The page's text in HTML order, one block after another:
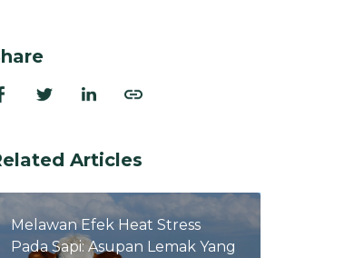
Articles
Melawan Efek Heat Stress
Pada Sapi: Asupan Lemak Yang